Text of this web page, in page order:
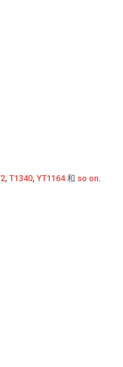
, T1340, YT1164和 so on.